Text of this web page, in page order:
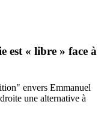
est « libre » face à
envers Emmanuel
une alternative à